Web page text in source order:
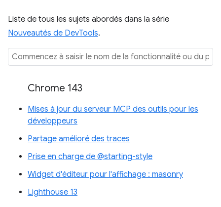
Liste de tous les sujets abordés dans la série
Nouveautés de DevTools.
Chrome 143
Mises à jour du serveur MCP des outils pour les
développeurs
Partage amélioré des traces
Prise en charge de @starting-style
Widget d'éditeur pour l'affichage : masonry
Lighthouse 13